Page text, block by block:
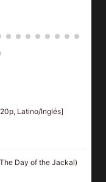
Latino/Inglés]
Day of the Jackal)